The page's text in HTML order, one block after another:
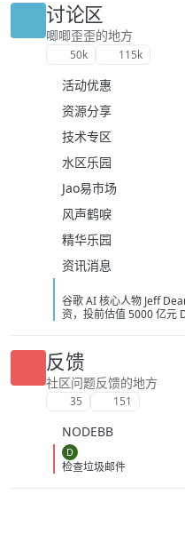
讨论区
唧唧歪歪的地方
50k 115k
活动优惠
资源分享
技术专区
水区乐园
Jao易市场
风声鹤唳
精华乐园
资讯消息
谷歌 AI 核心人物 Jeff
资，投前估值 5000 亿元
本国 AI 关键基础设施：
Claude 组建内部芯片团
行安全测试 马斯克：
布 《黑神话：悟空》将
主动减持 多省推动落实
悉寻求募集 5 亿美元新基
万」：演员片酬评定为市
成约 2000 亿美元 AI 芯片
反馈
社区问题反馈的地方
35 151
NODEBB
D
检查垃圾邮件